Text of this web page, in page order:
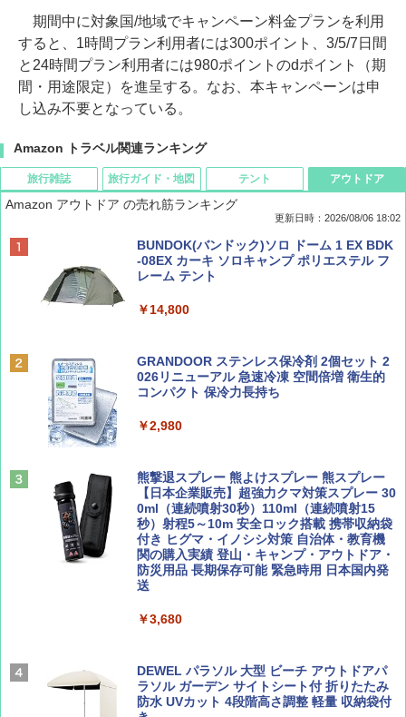
期間中に対象国/地域でキャンペーン料金プランを利用
すると、1時間プラン利用者には300ポイント、3/5/7日間
と24時間プラン利用者には980ポイントのdポイント（期
間・用途限定）を進呈する。なお、本キャンペーンは申
し込み不要となっている。
Amazon トラベル関連ランキング
旅行雑誌
ディズニーファン ２０２６年 ９月号 [雑
誌] (ＤＩＳＮＥＹ ＦＡＮ)
Coyote No.89 特集 星野道夫 夢見る旅
￥1,540
山と溪谷 2026年8月号「南アルプス大全」
￥1,540
AIRLINE（エアライン）2026年9月号【特
BE-PAL(ビ-パル) 2026年 9 月号【特別付録:
旅行ガイド・地図
D40 地球の歩き方 チェンマイ タイ北部の魅
力的な町 2026～2027 地球の歩き方D アジア
A09 地球の歩き方 イタリア 2026～2027 地
球の歩き方A ヨーロッパ
A26 地球の歩き方 チェコ ポーランド スロヴ
ァキア 2026～2027 地球の歩き方A ヨーロッ
パ
￥2,277
地球の歩き方 スター・ウォーズ
￥2,695
新しい日本地理 地図・統計・移動から読み
テント
[キャンパーズコレクション 山善] ポップアッ
プテント 傘みたいに広げて畳める パッとサ
ッとサンシェード キューブ フルクローズ メ
&ハイキング カーキ PATC-150(KH)
PYKES PEAK (パイクスピーク) 着替えテン
人用 折りたたみ 防災グッズ 災害用トイレ ビ
￥4,980
ENDLESS BASE 《めざましテレビで紹介》
テント ワンタッチ RENEW 幅200 2-3人用 43
500002(88859)
広げるだけ パッとサッとテント ブラックコ
ーティング フルクローズ メッシュ 3-4人用
簡単設置 ポップアップテント エクルベージ
アウトドア
Amazon アウトドア の売れ筋ランキング
更新日時：2026/08/06 18:02
BUNDOK(バンドック)ソロ ドーム 1 EX BDK
-08EX カーキ ソロキャンプ ポリエステル フ
レーム テント
￥14,800
GRANDOOR ステンレス保冷剤 2個セット 2
026リニューアル 急速冷凍 空間倍増 衛生的
コンパクト 保冷力長持ち
￥2,980
熊撃退スプレー 熊よけスプレー 熊スプレー
【日本企業販売】超強力クマ対策スプレー 30
0ml（連続噴射30秒）110ml（連続噴射15
秒）射程5～10m 安全ロック搭載 携帯収納袋
付き ヒグマ・イノシシ対策 自治体・教育機
関の購入実績 登山・キャンプ・アウトドア・
防災用品 長期保存可能 緊急時用 日本国内発
送
￥3,680
DEWEL パラソル 大型 ビーチ アウトドアパ
ラソル ガーデン サイトシート付 折りたたみ
防水 UVカット 4段階高さ調整 軽量 収納袋付